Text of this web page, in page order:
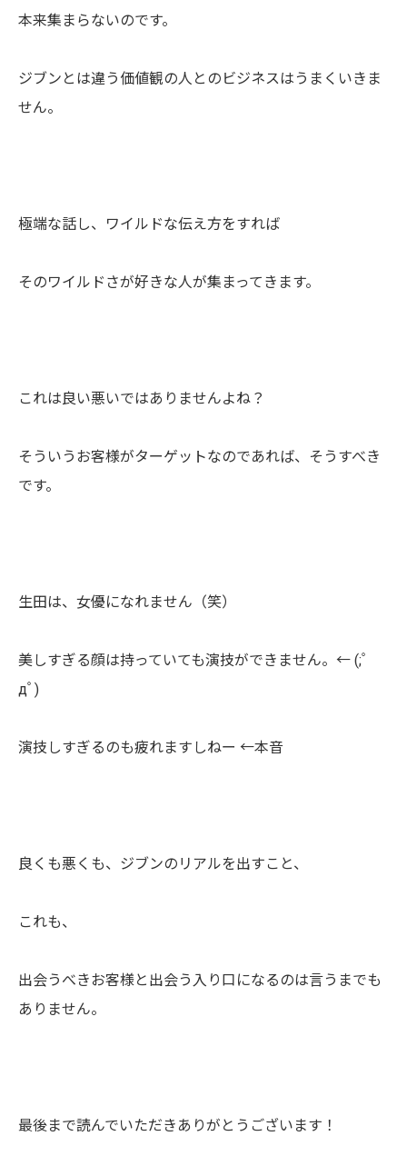
本来集まらないのです。
ジブンとは違う価値観の人とのビジネスはうまくいきま
せん。
極端な話し、ワイルドな伝え方をすれば
そのワイルドさが好きな人が集まってきます。
これは良い悪いではありませんよね？
そういうお客様がターゲットなのであれば、そうすべき
です。
生田は、女優になれません（笑）
美しすぎる顔は持っていても演技ができません。← (;ﾟ
дﾟ)
演技しすぎるのも疲れますしねー ←本音
良くも悪くも、ジブンのリアルを出すこと、
これも、
出会うべきお客様と出会う入り口になるのは言うまでも
ありません。
最後まで読んでいただきありがとうございます！